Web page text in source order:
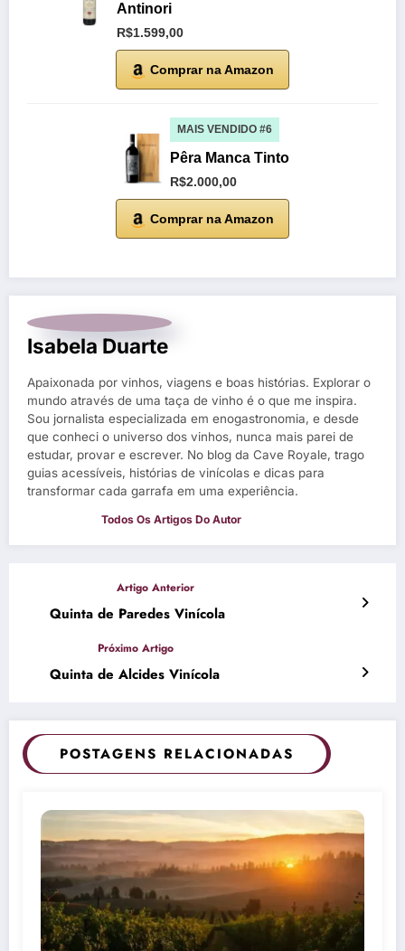
Antinori
R$1.599,00
Comprar na Amazon
MAIS VENDIDO #6
Pêra Manca Tinto
R$2.000,00
Comprar na Amazon
Isabela Duarte
Apaixonada por vinhos, viagens e boas histórias. Explorar o
mundo através de uma taça de vinho é o que me inspira.
Sou jornalista especializada em enogastronomia, e desde
que conheci o universo dos vinhos, nunca mais parei de
estudar, provar e escrever. No blog da Cave Royale, trago
guias acessíveis, histórias de vinícolas e dicas para
transformar cada garrafa em uma experiência.
Quinta de Paredes Vinícola
Quinta de Alcides Vinícola
POSTAGENS RELACIONADAS